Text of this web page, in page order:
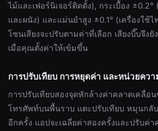
ไม้และเฟอร์นิเจอร์ติดตั้ง), กระเบื้อง ±0.2°
และผนัง) และแม่นยำสูง ±0.1° (เครื่องใช้
โซนเสียงจะปรับตามค่าที่เลือก เสียงบี๊บจึงยั
เมื่อคุณตั้งค่าให้เข้มขึ้น
การปรับเทียบ การหยุดค่า และหน่วยคว
การปรับเทียบสองจุดหักล้างค่าคลาดเคลื่อน
โทรศัพท์บนพื้นราบ แตะปรับเทียบ หมุนกลับ
อีกครั้ง แอปจะเฉลี่ยค่าสองครั้งและปรับค่า